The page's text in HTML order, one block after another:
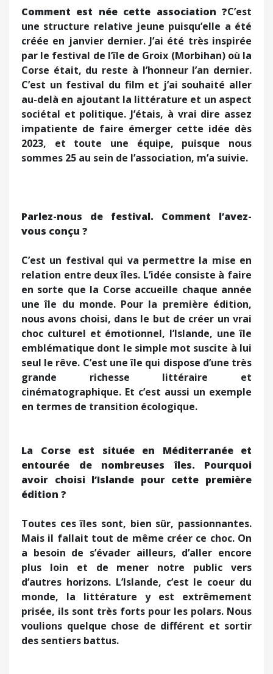
Comment est née cette association ?C’est
une structure relative jeune puisqu’elle a été
créée en janvier dernier. J’ai été très inspirée
par le festival de l’île de Groix (Morbihan) où la
Corse était, du reste à l’honneur l’an dernier.
C’est un festival du film et j’ai souhaité aller
au-delà en ajoutant la littérature et un aspect
sociétal et politique. J’étais, à vrai dire assez
impatiente de faire émerger cette idée dès
2023, et toute une équipe, puisque nous
sommes 25 au sein de l’association, m’a suivie.
Parlez-nous de festival. Comment l’avez-
vous conçu ?
C’est un festival qui va permettre la mise en
relation entre deux îles. L’idée consiste à faire
en sorte que la Corse accueille chaque année
une île du monde. Pour la première édition,
nous avons choisi, dans le but de créer un vrai
choc culturel et émotionnel, l’Islande, une île
emblématique dont le simple mot suscite à lui
seul le rêve. C’est une île qui dispose d’une très
grande richesse littéraire et
cinématographique. Et c’est aussi un exemple
en termes de transition écologique.
La Corse est située en Méditerranée et
entourée de nombreuses îles. Pourquoi
avoir choisi l’Islande pour cette première
édition ?
Toutes ces îles sont, bien sûr, passionnantes.
Mais il fallait tout de même créer ce choc. On
a besoin de s’évader ailleurs, d’aller encore
plus loin et de mener notre public vers
d’autres horizons. L’Islande, c’est le coeur du
monde, la littérature y est extrêmement
prisée, ils sont très forts pour les polars. Nous
voulions quelque chose de différent et sortir
des sentiers battus.